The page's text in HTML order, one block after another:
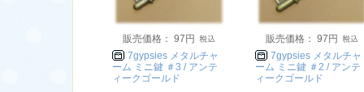
販売価格： 97円
7gypsies メタルチャ
ーム ミニ鍵 ＃3 / アンテ
ィークゴールド
販売価格： 97円
7gypsies メタルチャ
ーム ミニ鍵 ＃2 / アンテ
ィークゴールド